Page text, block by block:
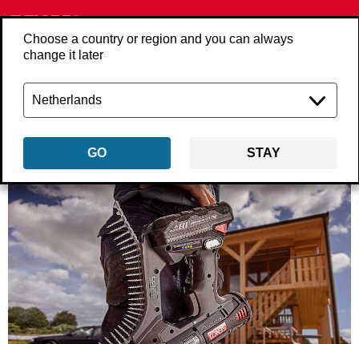
Choose a country or region and you can always
change it later
GO STAY
Zurück uber-senco